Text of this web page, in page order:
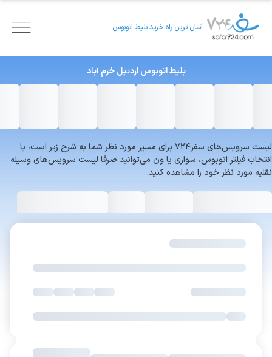
آسان ترین راه خرید بلیط اتوبوس
بلیط اتوبوس اردبیل خرم آباد
لیست سرویس‌های سفر۷۲۴ برای مسیر مورد نظر شما به شرح زیر است، با
انتخاب فیلتر اتوبوس، سواری یا ون می‌توانید صرفا لیست سرویس‌های وسیله
نقلیه مورد نظر خود را مشاهده کنید.